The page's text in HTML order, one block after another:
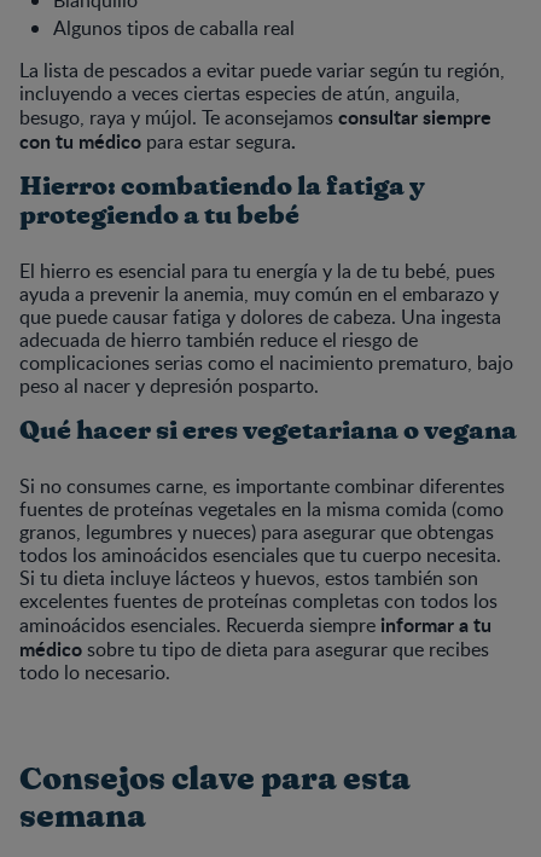
Algunos tipos de caballa real
La lista de pescados a evitar puede variar según tu región,
incluyendo a veces ciertas especies de atún, anguila,
besugo, raya y mújol. Te aconsejamosconsultar siempre
con tu médico para estar segura.
Hierro: combatiendo la fatiga y
protegiendo a tu bebé
El hierro es esencial para tu energía y la de tu bebé, pues
ayuda a prevenir la anemia, muy común en el embarazo y
que puede causar fatiga y dolores de cabeza. Una ingesta
adecuada de hierro también reduce el riesgo de
complicaciones serias como el nacimiento prematuro, bajo
peso al nacer y depresión posparto.
Qué hacer si eres vegetariana o vegana
Si no consumes carne, es importante combinar diferentes
fuentes de proteínas vegetales en la misma comida (como
granos, legumbres y nueces) para asegurar que obtengas
todos los aminoácidos esenciales que tu cuerpo necesita.
Si tu dieta incluye lácteos y huevos, estos también son
excelentes fuentes de proteínas completas con todos los
aminoácidos esenciales. Recuerda siempre informar a tu
médicosobre tu tipo de dieta para asegurar que recibes
todo lo necesario.
Consejos clave para esta
semana